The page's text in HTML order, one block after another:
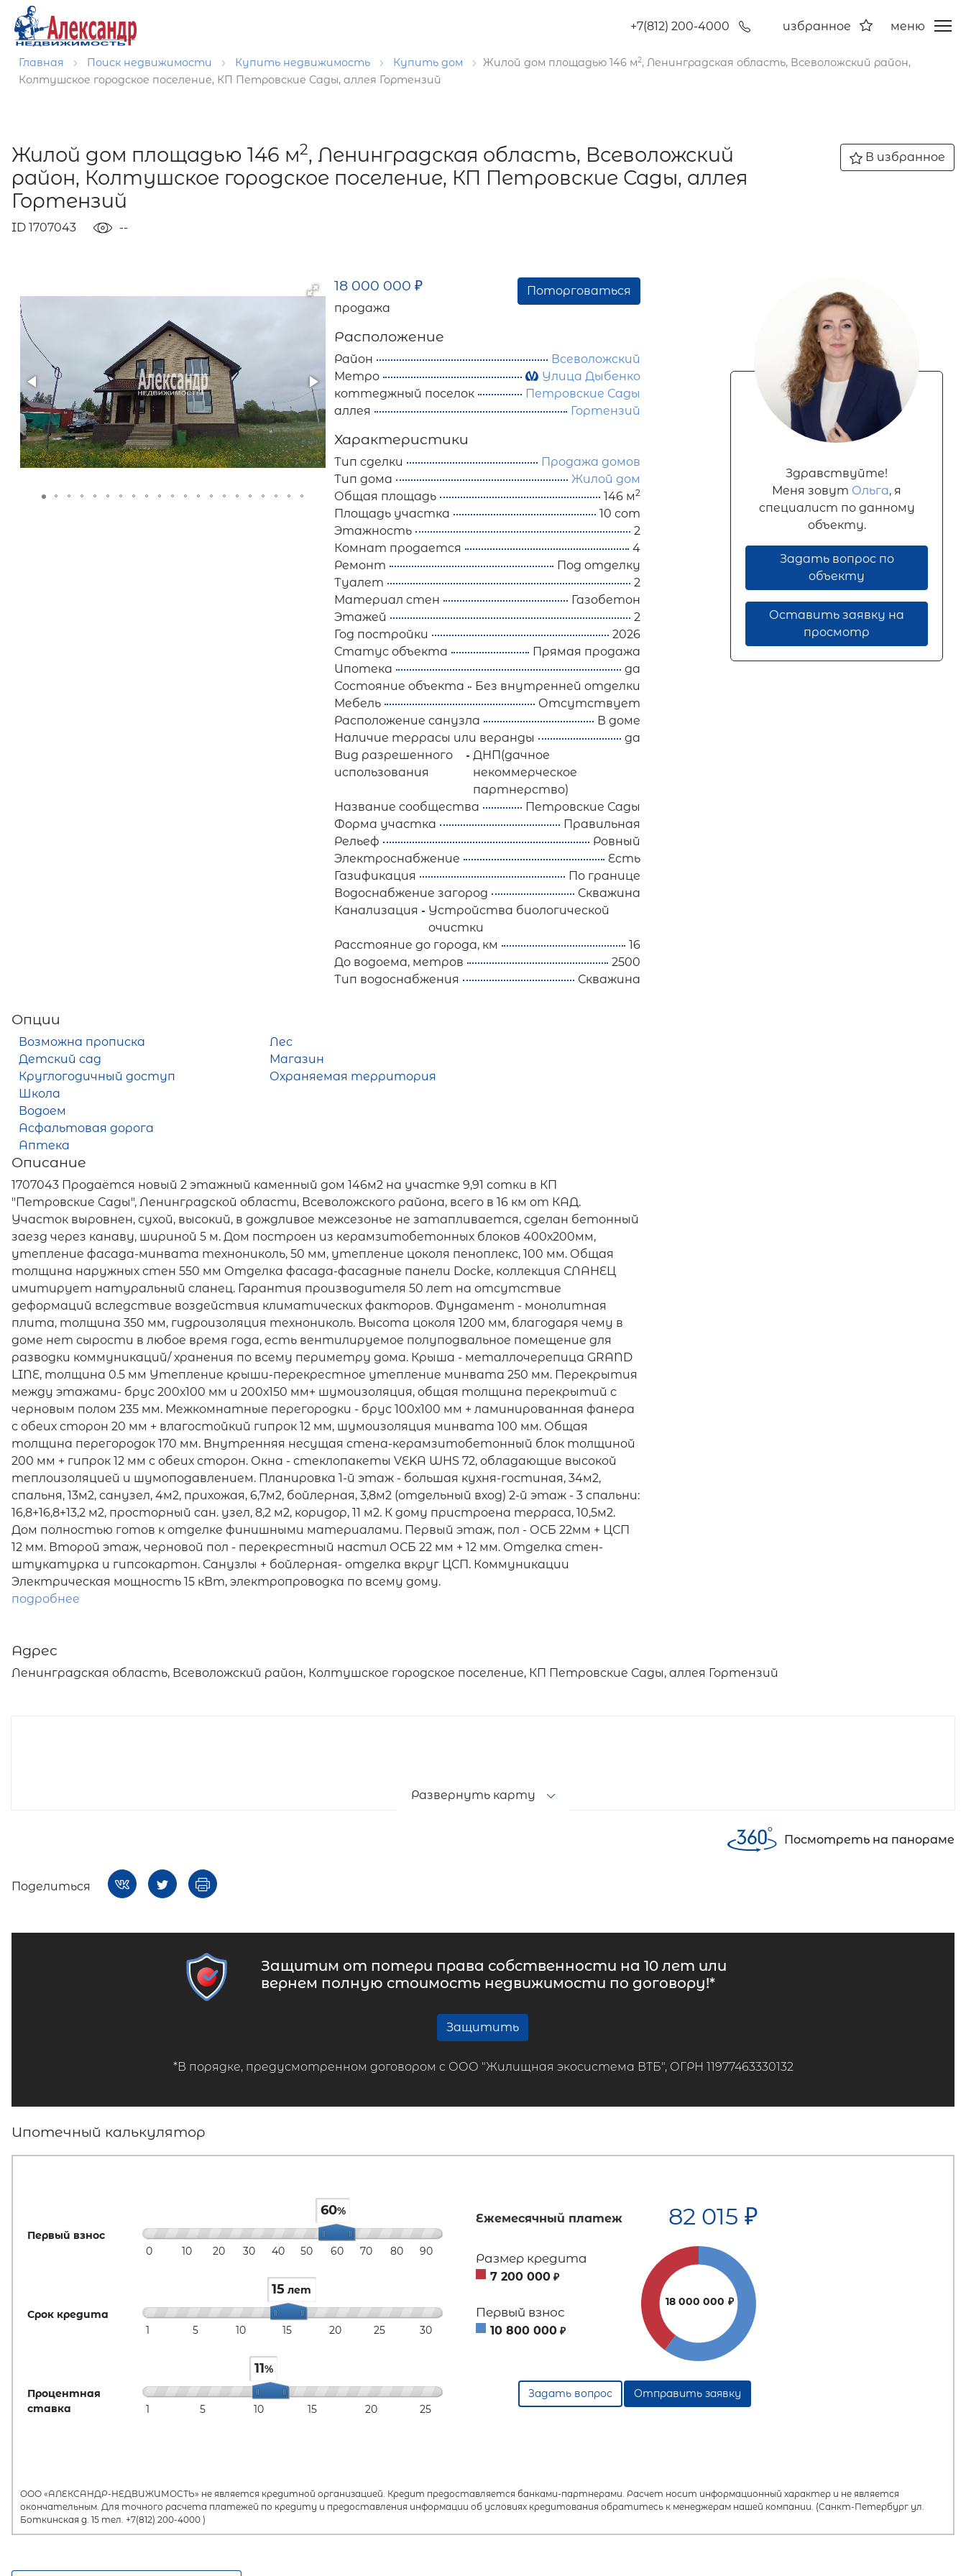
+7(812) 200-4000 избранное меню
Главная Поиск недвижимости Купить недвижимость Купить дом Жилой дом площадью 146 м2, Ленинградская область, Всеволожский район,
Колтушское городское поселение, КП Петровские Сады, аллея Гортензий
Жилой дом площадью 146 м2, Ленинградская область, Всеволожский
район, Колтушское городское поселение, КП Петровские Сады, аллея
Гортензий
ID 1707043 --
В избранное
18 000 000₽
продажа
Поторговаться
Расположение
Район
Всеволожский
Метро
Улица Дыбенко
коттеджный поселок
Петровские Сады
аллея
Гортензий
Характеристики
Тип сделки
Продажа домов
Тип дома
Жилой дом
Общая площадь
146 м2
Площадь участка
10 сот
Этажность
2
Комнат продается
4
Ремонт
Под отделку
Туалет
2
Материал стен
Газобетон
Этажей
2
Год постройки
2026
Статус объекта
Прямая продажа
Ипотека
да
Состояние объекта
Без внутренней отделки
Мебель
Отсутствует
Расположение санузла
В доме
Наличие террасы или веранды
да
Вид разрешенного
использования
ДНП(дачное
некоммерческое
партнерство)
Название сообщества
Петровские Сады
Форма участка
Правильная
Рельеф
Ровный
Электроснабжение
Есть
Газификация
По границе
Водоснабжение загород
Скважина
Канализация
Устройства биологической
очистки
Расстояние до города, км
16
До водоема, метров
2500
Тип водоснабжения
Скважина
Опции
Возможна прописка
Детский сад
Круглогодичный доступ
Лес
Магазин
Охраняемая территория
Школа
Водоем
Асфальтовая дорога
Аптека
Описание
1707043 Продаётся новый 2 этажный каменный дом 146м2 на участке 9,91 сотки в КП
"Петровские Сады", Ленинградской области, Всеволожского района, всего в 16 км от КАД.
Участок выровнен, сухой, высокий, в дождливое межсезонье не затапливается, сделан бетонный
заезд через канаву, шириной 5 м. Дом построен из керамзитобетонных блоков 400х200мм,
утепление фасада-минвата технониколь, 50 мм, утепление цоколя пеноплекс, 100 мм. Общая
толщина наружных стен 550 мм Отделка фасада-фасадные панели Docke, коллекция СЛАНЕЦ
имитирует натуральный сланец. Гарантия производителя 50 лет на отсутствие
деформаций вследствие воздействия климатических факторов. Фундамент - монолитная
плита, толщина 350 мм, гидроизоляция технониколь. Высота цоколя 1200 мм, благодаря чему в
доме нет сырости в любое время года, есть вентилируемое полуподвальное помещение для
разводки коммуникаций/ хранения по всему периметру дома. Крыша - металлочерепица GRAND
LINE, толщина 0.5 мм Утепление крыши-перекрестное утепление минвата 250 мм. Перекрытия
между этажами- брус 200х100 мм и 200х150 мм+ шумоизоляция, общая толщина перекрытий с
черновым полом 235 мм. Межкомнатные перегородки - брус 100х100 мм + ламинированная фанера
с обеих сторон 20 мм + влагостойкий гипрок 12 мм, шумоизоляция минвата 100 мм. Общая
толщина перегородок 170 мм. Внутренняя несущая стена-керамзитобетонный блок толщиной
200 мм + гипрок 12 мм с обеих сторон. Окна - стеклопакеты VEKA WHS 72, обладающие высокой
теплоизоляцией и шумоподавлением. Планировка 1-й этаж - большая кухня-гостиная, 34м2,
спальня, 13м2, санузел, 4м2, прихожая, 6,7м2, бойлерная, 3,8м2 (отдельный вход) 2-й этаж - 3 спальни:
16,8+16,8+13,2 м2, просторный сан. узел, 8,2 м2, коридор, 11 м2. К дому пристроена терраса, 10,5м2.
Дом полностью готов к отделке финишными материалами. Первый этаж, пол - ОСБ 22мм + ЦСП
12 мм. Второй этаж, черновой пол - перекрестный настил ОСБ 22 мм + 12 мм. Отделка стен-
штукатурка и гипсокартон. Санузлы + бойлерная- отделка вкруг ЦСП. Коммуникации
Электрическая мощность 15 кВт, электропроводка по всему дому.
подробнее
Здравствуйте!
Меня зовут Ольга, я
специалист по данному
объекту.
Задать вопрос по
объекту
Оставить заявку на
просмотр
Адрес
Ленинградская область, Всеволожский район, Колтушское городское поселение, КП Петровские Сады, аллея Гортензий
Развернуть карту
Посмотреть на панораме
Поделиться
Защитим от потери права собственности на 10 лет или
вернем полную стоимость недвижимости по договору!*
Защитить
*В порядке, предусмотренном договором с ООО "Жилищная экосистема ВТБ", ОГРН 11977463330132
Ипотечный калькулятор
Первый взнос
60%
0 10 20 30 40 50 60 70 80 90
Срок кредита
15 лет
1 5 10 15 20 25 30
Процентная
ставка
11%
1 5 10 15 20 25
Ежемесячный платеж
Размер кредита
7 200 000 ₽
Первый взнос
10 800 000 ₽
82 015 ₽
18 000 000 ₽
Задать вопрос Отправить заявку
ООО «АЛЕКСАНДР-НЕДВИЖИМОСТЬ» не является кредитной организацией. Кредит предоставляется банками-партнерами. Расчет носит информационный характер и не является
окончательным. Для точного расчета платежей по кредиту и предоставления информации об условиях кредитования обратитесь к менеджерам нашей компании. (Санкт-Петербург ул.
Боткинская д. 15 тел. +7(812) 200-4000 )